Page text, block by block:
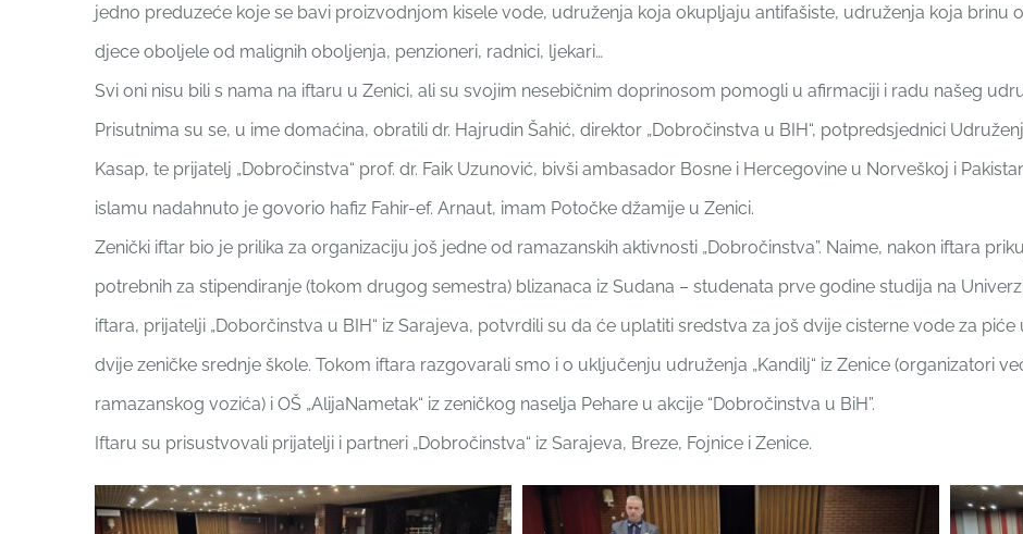
jedno preduzeće koje se bavi proizvodnjom kisele vode, udruženja koja okupljaju antifašiste, udruženja koja brinu
djece oboljele od malignih oboljenja, penzioneri, radnici, ljekari…
Svi oni nisu bili s nama na iftaru u Zenici, ali su svojim nesebičnim doprinosom pomogli u afirmaciji i radu našeg
Prisutnima su se, u ime domaćina, obratili dr. Hajrudin Šahić, direktor „Dobročinstva u BIH“, potpredsjednici
Kasap, te prijatelj „Dobročinstva“ prof. dr. Faik Uzunović, bivši ambasador Bosne i Hercegovine u Norveškoj i
islamu nadahnuto je govorio hafiz Fahir-ef. Arnaut, imam Potočke džamije u Zenici.
Zenički iftar bio je prilika za organizaciju još jedne od ramazanskih aktivnosti „Dobročinstva”. Naime, nakon iftara
potrebnih za stipendiranje (tokom drugog semestra) blizanaca iz Sudana – studenata prve godine studija na
iftara, prijatelji „Doborčinstva u BIH“ iz Sarajeva, potvrdili su da će uplatiti sredstva za još dvije cisterne vode za
dvije zeničke srednje škole. Tokom iftara razgovarali smo i o uključenju udruženja „Kandilj“ iz Zenice (organizatori
ramazanskog vozića) i OŠ „AlijaNametak“ iz zeničkog naselja Pehare u akcije “Dobročinstva u BiH”.
Iftaru su prisustvovali prijatelji i partneri „Dobročinstva“ iz Sarajeva, Breze, Fojnice i Zenice.